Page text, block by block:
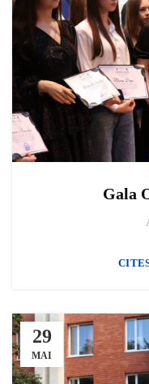
Gala
29
MAI